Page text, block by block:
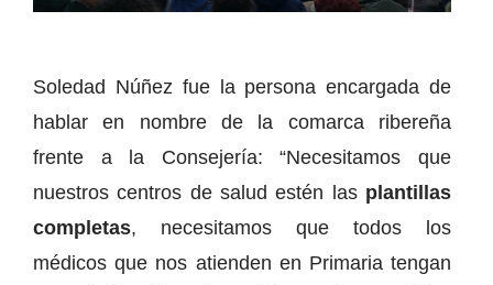
Soledad Núñez fue la persona encargada de
hablar en nombre de la comarca ribereña
frente a la Consejería: “Necesitamos que
nuestros centros de salud estén las plantillas
completas, necesitamos que todos los
médicos que nos atienden en Primaria tengan